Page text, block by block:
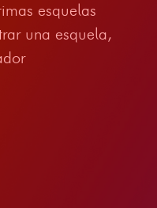
esquelas
una esquela,